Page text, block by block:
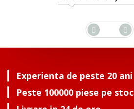
Experienta de peste 20 ani
Peste 100000 piese pe stoc